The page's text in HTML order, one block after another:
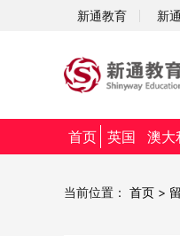
新通教育 新
首页 英国 澳大
当前位置： 首页 >